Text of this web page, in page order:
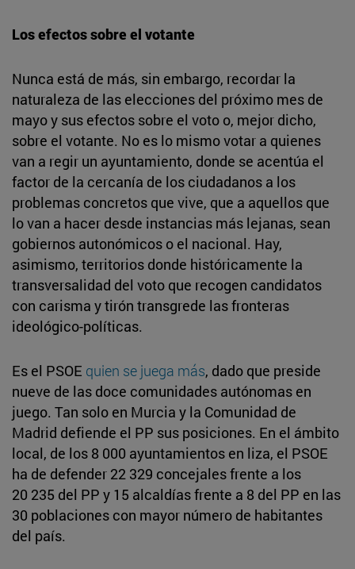
Los efectos sobre el votante
Nunca está de más, sin embargo, recordar la
naturaleza de las elecciones del próximo mes de
mayo y sus efectos sobre el voto o, mejor dicho,
sobre el votante. No es lo mismo votar a quienes
van a regir un ayuntamiento, donde se acentúa el
factor de la cercanía de los ciudadanos a los
problemas concretos que vive, que a aquellos que
lo van a hacer desde instancias más lejanas, sean
gobiernos autonómicos o el nacional. Hay,
asimismo, territorios donde históricamente la
transversalidad del voto que recogen candidatos
con carisma y tirón transgrede las fronteras
ideológico-políticas.
Es el PSOE quien se juega más, dado que preside
nueve de las doce comunidades autónomas en
juego. Tan solo en Murcia y la Comunidad de
Madrid defiende el PP sus posiciones. En el ámbito
local, de los 8 000 ayuntamientos en liza, el PSOE
ha de defender 22 329 concejales frente a los
20 235 del PP y 15 alcaldías frente a 8 del PP en las
30 poblaciones con mayor número de habitantes
del país.